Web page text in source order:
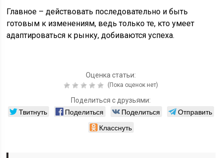
Главное – действовать последовательно и быть
готовым к изменениям, ведь только те, кто умеет
адаптироваться к рынку, добиваются успеха.
Оценка статьи:
(Пока оценок нет)
Поделиться с друзьями:
Твитнуть Поделиться Поделиться
Отправить
Класснуть